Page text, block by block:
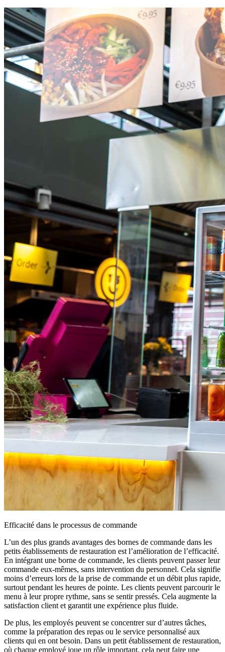
Efficacité dans le processus de commande
L’un des plus grands avantages des bornes de commande dans les
petits établissements de restauration est l’amélioration de l’efficacité.
En intégrant une borne de commande, les clients peuvent passer leur
commande eux-mêmes, sans intervention du personnel. Cela signifie
moins d’erreurs lors de la prise de commande et un débit plus rapide,
surtout pendant les heures de pointe. Les clients peuvent parcourir le
menu à leur propre rythme, sans se sentir pressés. Cela augmente la
satisfaction client et garantit une expérience plus fluide.
De plus, les employés peuvent se concentrer sur d’autres tâches,
comme la préparation des repas ou le service personnalisé aux
clients qui en ont besoin. Dans un petit établissement de restauration,
où chaque employé joue un rôle important, cela peut faire une